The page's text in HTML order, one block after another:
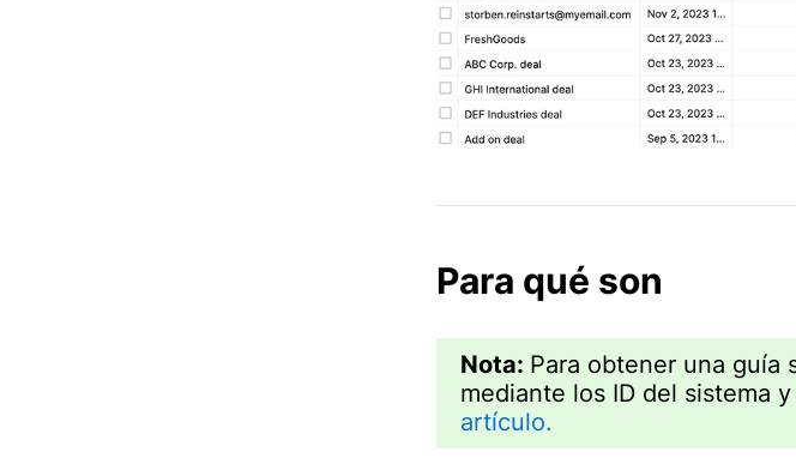
Para qué son
Nota: Para obtener una guía
mediante los ID del sistema
artículo.